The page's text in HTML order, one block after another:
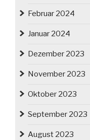
Februar 2024
Januar 2024
Dezember 2023
November 2023
Oktober 2023
September 2023
August 2023